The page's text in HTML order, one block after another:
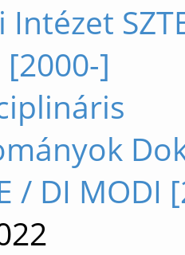
[2000-]
/ DI MODI